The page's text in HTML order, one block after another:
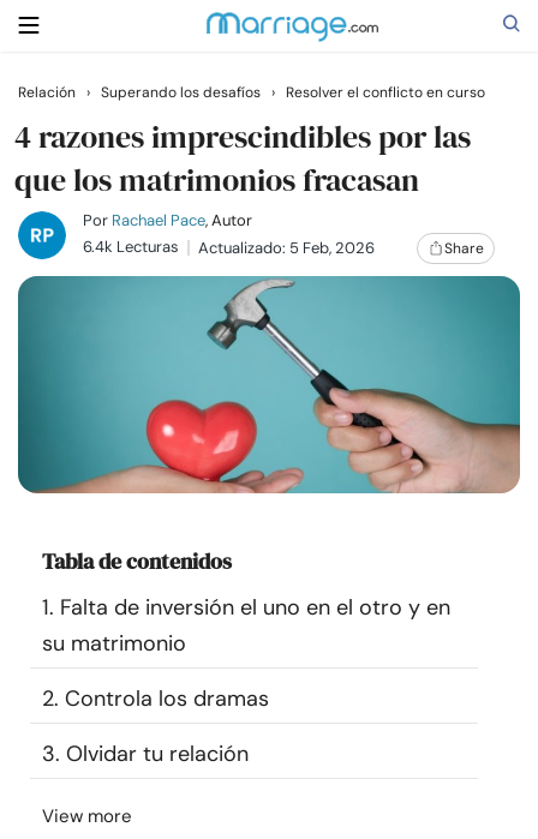
Buscar
Casarse
Relaciones
Cursos
Recursos
Comunidad
Encuentra un terapeuta
Idioma
Relación › Superando los desafíos › Resolver el conflicto en curso
4 razones imprescindibles por las
que los matrimonios fracasan
Por Rachael Pace, Autor
6.4k Lecturas
Actualizado: 5 Feb, 2026 Share
Tabla de contenidos
1. Falta de inversión el uno en el otro y en
su matrimonio
2. Controla los dramas
3. Olvidar tu relación
View more